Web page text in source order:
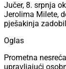
Jučer, 8. srpnja
Jerolima Milete,
pješakinja
Oglas
Prometna
upravljajući